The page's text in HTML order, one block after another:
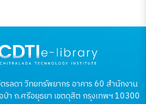
รลดา วิทยทรัพยากร อาคาร 60 สำนักงาน
ป่า ถ.ศรีอยุธยา เขตดุสิต กรุงเทพฯ 10300